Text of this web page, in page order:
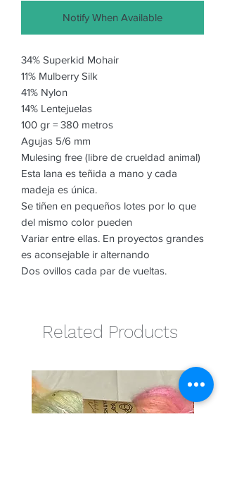
Notify When Available
34% Superkid Mohair
11% Mulberry Silk
41% Nylon
14% Lentejuelas
100 gr = 380 metros
Agujas 5/6 mm
Mulesing free (libre de crueldad animal)
Esta lana es teñida a mano y cada
madeja es única.
Se tiñen en pequeños lotes por lo que
del mismo color pueden
Variar entre ellas. En proyectos grandes
es aconsejable ir alternando
Dos ovillos cada par de vueltas.
Related Products